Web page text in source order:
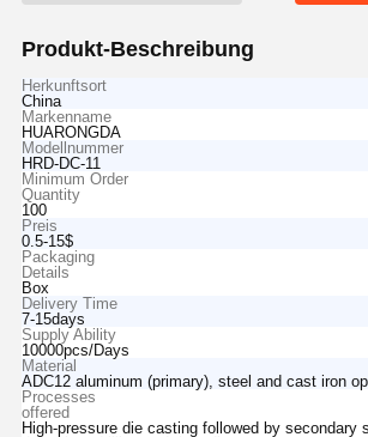
Produkt-Beschreibung
Herkunftsort
China
Markenname
HUARONGDA
Modellnummer
HRD-DC-11
Minimum Order
Quantity
100
Preis
0.5-15$
Packaging
Details
Box
Delivery Time
7-15days
Supply Ability
10000pcs/Days
Material
ADC12 aluminum (primary), steel and cast iron
Processes
offered
High-pressure die casting followed by secondary